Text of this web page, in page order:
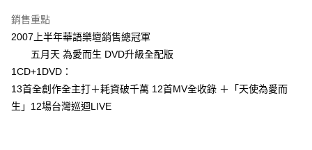
Apple Pay
悠遊付
Google Pay
全盈+PAY
銷售重點
2007上半年華語樂壇銷售總冠軍
五月天 為愛而生 DVD升級全配版
1CD+1DVD：
13首全創作全主打＋耗資破千萬 12首MV全收錄 ＋「天使為愛而
生」12場台灣巡迴LIVE